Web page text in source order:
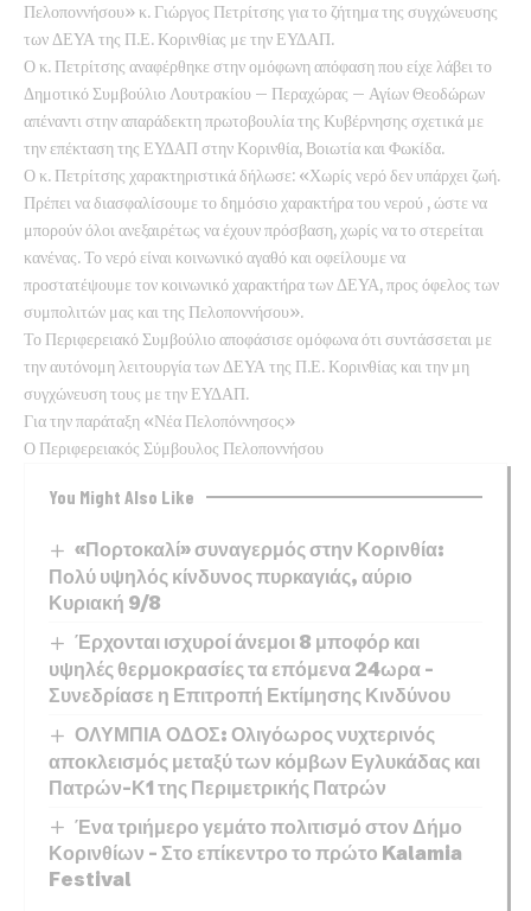
Πελοποννήσου» κ. Γιώργος Πετρίτσης για το ζήτημα της συγχώνευσης
των ΔΕΥΑ της Π.Ε. Κορινθίας με την ΕΥΔΑΠ.
Ο κ. Πετρίτσης αναφέρθηκε στην ομόφωνη απόφαση που είχε λάβει το
Δημοτικό Συμβούλιο Λουτρακίου – Περαχώρας – Αγίων Θεοδώρων
απέναντι στην απαράδεκτη πρωτοβουλία της Κυβέρνησης σχετικά με
την επέκταση της ΕΥΔΑΠ στην Κορινθία, Βοιωτία και Φωκίδα.
Ο κ. Πετρίτσης χαρακτηριστικά δήλωσε: «Χωρίς νερό δεν υπάρχει ζωή.
Πρέπει να διασφαλίσουμε το δημόσιο χαρακτήρα του νερού , ώστε να
μπορούν όλοι ανεξαιρέτως να έχουν πρόσβαση, χωρίς να το στερείται
κανένας. Το νερό είναι κοινωνικό αγαθό και οφείλουμε να
προστατέψουμε τον κοινωνικό χαρακτήρα των ΔΕΥΑ, προς όφελος των
συμπολιτών μας και της Πελοποννήσου».
Το Περιφερειακό Συμβούλιο αποφάσισε ομόφωνα ότι συντάσσεται με
την αυτόνομη λειτουργία των ΔΕΥΑ της Π.Ε. Κορινθίας και την μη
συγχώνευση τους με την ΕΥΔΑΠ.
Για την παράταξη «Νέα Πελοπόννησος»
Ο Περιφερειακός Σύμβουλος Πελοποννήσου
You Might Also Like
«Πορτοκαλί» συναγερμός στην Κορινθία:
Πολύ υψηλός κίνδυνος πυρκαγιάς, αύριο
Κυριακή 9/8
Έρχονται ισχυροί άνεμοι 8 μποφόρ και
υψηλές θερμοκρασίες τα επόμενα 24ωρα –
Συνεδρίασε η Επιτροπή Εκτίμησης Κινδύνου
ΟΛΥΜΠΙΑ ΟΔΟΣ: Ολιγόωρος νυχτερινός
αποκλεισμός μεταξύ των κόμβων Εγλυκάδας και
Πατρών-Κ1 της Περιμετρικής Πατρών
Ένα τριήμερο γεμάτο πολιτισμό στον Δήμο
Κορινθίων – Στο επίκεντρο το πρώτο Kalamia
Festival